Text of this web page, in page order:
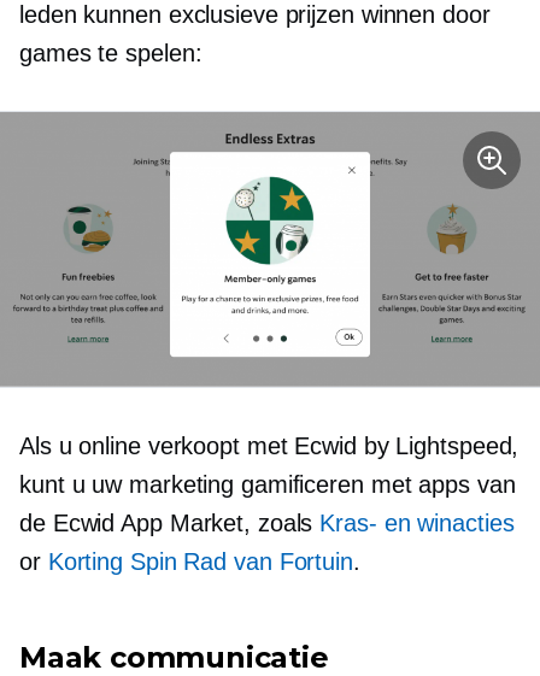
leden kunnen exclusieve prijzen winnen door
games te spelen:
Als u online verkoopt met Ecwid by Lightspeed,
kunt u uw marketing gamificeren met apps van
de Ecwid App Market, zoals Kras- en winacties
or Korting Spin Rad van Fortuin.
Maak communicatie